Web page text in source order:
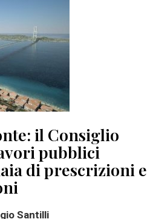
il Consiglio
pubblici
di prescrizioni e
Santilli